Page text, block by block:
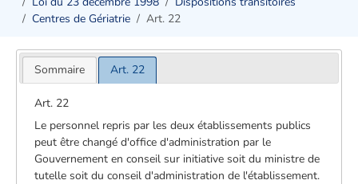
Centres de Gériatrie
Art. 22
Sommaire Art. 22
Art. 22
Le personnel repris par les deux établissements publics
peut être changé d'office d'administration par le
Gouvernement en conseil sur initiative soit du ministre de
tutelle soit du conseil d'administration de l'établissement.